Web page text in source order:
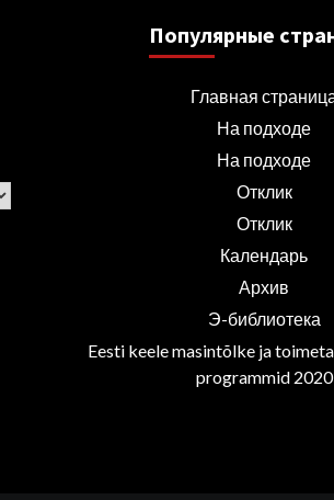
Популярные
Главная
На подходе
На подходе
Отклик
Отклик
Календарь
Архив
Э-библиотека
Eesti keele masintõlke ja
programmid 2020